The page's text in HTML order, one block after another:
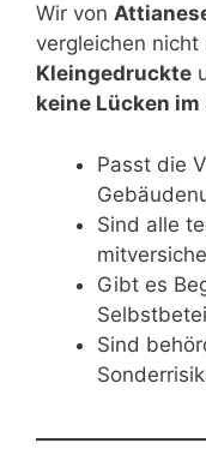
Wir von
vergleichen nicht
Kleingedruckte
keine Lücken
Passt die
Sind alle
Gibt es
Sind